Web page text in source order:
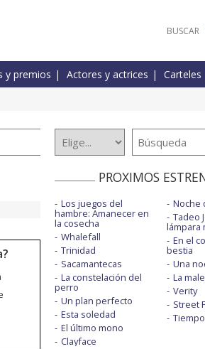
y premios Actores y actrices Carteles
PROXIMOS
Los juegos del
hambre: Amanecer en
la cosecha
Whalefall
Trinidad
Sacamantecas
La constelación del
perro
Un plan perfecto
Esta soledad
El último mono
Clayface
Noche
Tadeo
lámpara
En el
bestia
Una
La
Verity
Street